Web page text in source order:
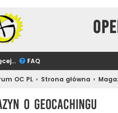
FAQ
OC PL Strona główna
o Geocachingu